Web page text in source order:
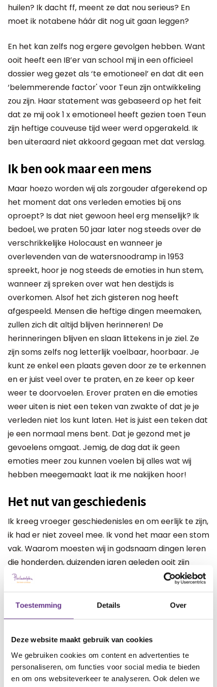
Toestemming Details Over
Deze website maakt gebruik van cookies
We gebruiken cookies om content en advertenties te
personaliseren, om functies voor social media te bieden
en om ons websiteverkeer te analyseren. Ook delen we
huilen? Ik dacht ff, meent ze dat nou serieus? En
moet ik notabene háár dit nog uit gaan leggen?
En het kan zelfs nog ergere gevolgen hebben. Want
ooit heeft een IB’er van school mij in een officieel
dossier weg gezet als ‘te emotioneel’ en dat dit een
‘belemmerende factor' voor Teun zijn ontwikkeling
zou zijn. Haar statement was gebaseerd op het feit
dat ze mij ook 1 x emotioneel heeft gezien toen Teun
zijn heftige couveuse tijd weer werd opgerakeld. Ik
ben uiteraard niet akkoord gegaan met dat verslag.
Ik ben ook maar een mens
Maar hoezo worden wij als zorgouder afgerekend op
het moment dat ons verleden emoties bij ons
oproept? Is dat niet gewoon heel erg menselijk? Ik
bedoel, we praten 50 jaar later nog steeds over de
verschrikkelijke Holocaust en wanneer je
overlevenden van de watersnoodramp in 1953
spreekt, hoor je nog steeds de emoties in hun stem,
wanneer zij spreken over wat hen destijds is
overkomen. Alsof het zich gisteren nog heeft
afgespeeld. Mensen die heftige dingen meemaken,
zullen zich dit altijd blijven herinneren! De
herinneringen blijven en slaan littekens in je ziel. Ze
zijn soms zelfs nog letterlijk voelbaar, hoorbaar. Je
kunt ze enkel een plaats geven door ze te erkennen
en er juist veel over te praten, en ze keer op keer
weer te doorvoelen. Erover praten en die emoties
weer uiten is niet een teken van zwakte of dat je je
verleden niet los kunt laten. Het is juist een teken dat
je een normaal mens bent. Dat je gezond met je
gevoelens omgaat. Jemig, de dag dat ik geen
emoties meer zou kunnen voelen bij alles wat wij
hebben meegemaakt laat ik me nakijken hoor!
Het nut van geschiedenis
Ik kreeg vroeger geschiedenisles en om eerlijk te zijn,
ik had er niet zoveel mee. Ik vond het maar een stom
vak. Waarom moesten wij in godsnaam dingen leren
die honderden, duizenden jaren geleden ooit zijn
gebeurd? We leven toch in het hier en nu? Nu ik
volwassen ben zie ik toch wel het nut ervan in. Door
de geschiedenis te kennen en te begrijpen, begrijp je
ook beter het heden, en kun je mogelijk ook
geschiedenis is er geen heden, en dus ook geen
toekomst.
De geschiedenis van ons kind zit in alles en drukt een